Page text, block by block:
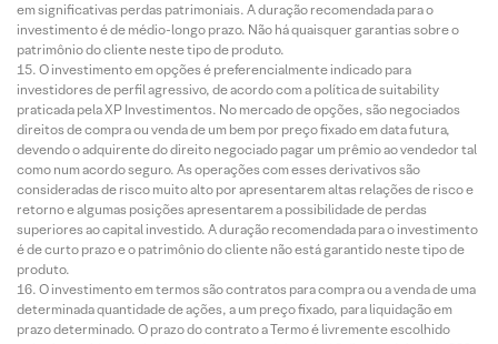
em significativas perdas patrimoniais. A duração recomendada para o
investimento é de médio-longo prazo. Não há quaisquer garantias sobre o
patrimônio do cliente neste tipo de produto.
O investimento em opções é preferencialmente indicado para
investidores de perfil agressivo, de acordo com a política de suitability
praticada pela XP Investimentos. No mercado de opções, são negociados
direitos de compra ou venda de um bem por preço fixado em data futura,
devendo o adquirente do direito negociado pagar um prêmio ao vendedor tal
como num acordo seguro. As operações com esses derivativos são
consideradas de risco muito alto por apresentarem altas relações de risco e
retorno e algumas posições apresentarem a possibilidade de perdas
superiores ao capital investido. A duração recomendada para o investimento
é de curto prazo e o patrimônio do cliente não está garantido neste tipo de
produto.
O investimento em termos são contratos para compra ou a venda de uma
determinada quantidade de ações, a um preço fixado, para liquidação em
prazo determinado. O prazo do contrato a Termo é livremente escolhido